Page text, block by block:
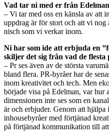
Vad tar ni med er från
– Vi tar med oss en känsla av att
uppdrag är för stort och att vi
nisch som vi verkar inom.
Ni har som ide att erbjuda en
skiljer det sig från vad de
– Pr ses även av de största
bland flera. PR-byråer har de
inom kreativitet och tech. Men
började visa på Edelman, var hur
dimensionen inte ses som en
är och erbjuder. Genom att
inhousebyråer med förtjänad
på förtjänad kommunikation till